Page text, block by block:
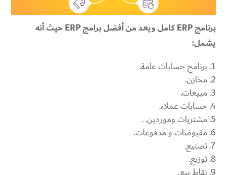
برنامج ERP كامل ويعد من أفضل برامج ERP حيث أنه
يشمل:
برنامج حسابات عامة.
مخازن.
مبيعات.
حسابات عملاء.
مشتريات وموردين. .
مقبوضات و مدفوعات.
تصنيع.
توزيع.